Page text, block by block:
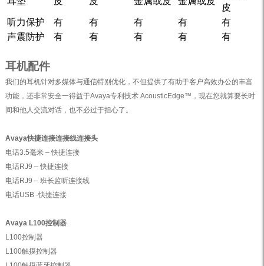
皮
听力保护
有 有 有 有
有
声震防护
有 有 有 有 有
耳机配件
我们的耳机针对多媒体与通信特别优化，不但提供了有助于客户高效办公的丰富
功能，还非常安全一得益于Avaya专利技术 AcousticEdge™，现在您就算要长时
间和他人交流对话，也不必过于担心了。
Avaya快捷连接连接线连接头
电话3.5毫米 – 快捷连接
电话RJ9 – 快捷连接
电话RJ9 – 班长监听连接线
电话USB -快捷连接
Avaya L100控制器
L100控制器
L100触摸控制器